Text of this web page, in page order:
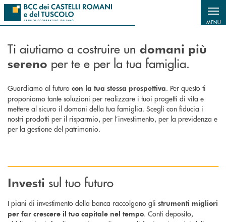
Salta al contenuto principale
MENU
Ti aiutiamo a costruire un domani più
sereno per te e per la tua famiglia.
Guardiamo al futuro con la tua stessa prospettiva. Per questo ti
proponiamo tante soluzioni per realizzare i tuoi progetti di vita e
mettere al sicuro il domani della tua famiglia. Scegli con fiducia i
nostri prodotti per il risparmio, per l’investimento, per la previdenza e
per la gestione del patrimonio.
Investi sul tuo futuro
I piani di investimento della banca raccolgono gli strumenti migliori
per far crescere il tuo capitale nel tempo. Conti deposito,